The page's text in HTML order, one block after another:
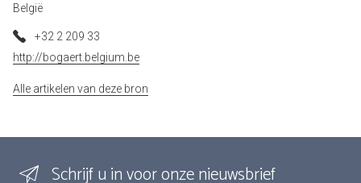
België
+32 2 209 33
http://bogaert.belgium.be
Alle artikelen van deze bron
Schrijf u in voor onze nieuwsbrief